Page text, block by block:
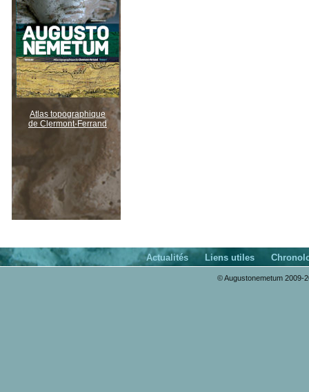
Atlas topographique
de Clermont-Ferrand
Actualités Liens utiles
© Augustonemetum 2009-